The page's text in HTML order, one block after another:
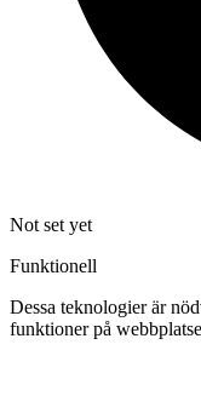
Not set yet
Funktionell
Dessa teknologier är
funktioner på